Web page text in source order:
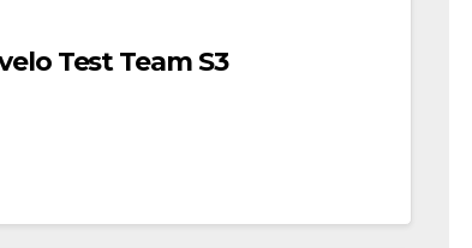
Test Team S3